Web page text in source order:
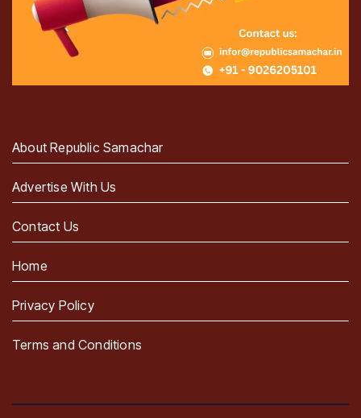
About Republic Samachar
Advertise With Us
Contact Us
Home
Privacy Policy
Terms and Conditions